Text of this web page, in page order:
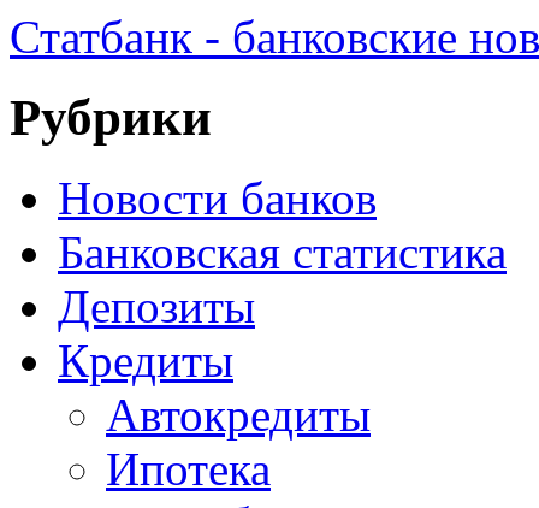
Статбанк - банковские
Рубрики
Новости банков
Банковская статистика
Депозиты
Кредиты
Автокредиты
Ипотека